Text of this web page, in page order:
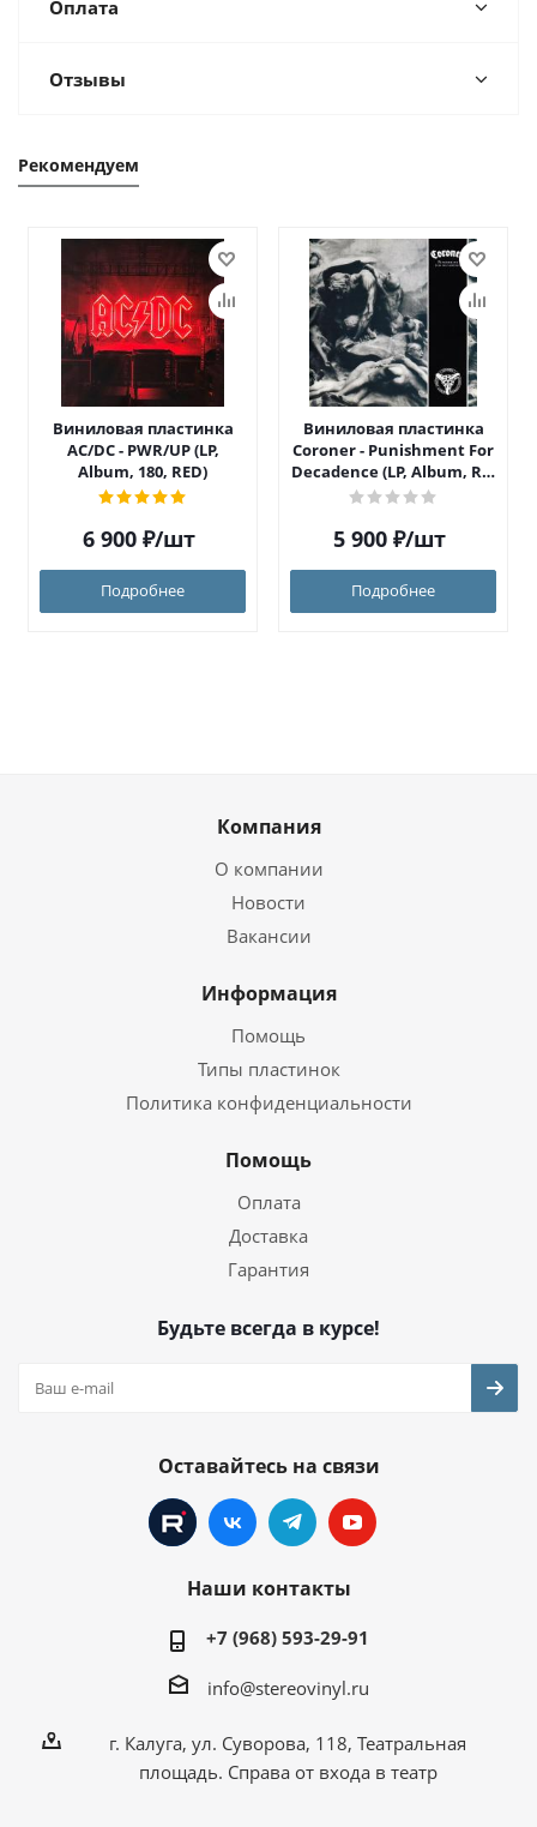
Оплата
Отзывы
Рекомендуем
Виниловая пластинка
AC/DC - PWR/UP (LP,
Album, 180, RED)
6 900₽/шт
Подробнее
Виниловая пластинка
Coroner - Punishment For
Decadence (LP, Album, RE,
RM)
5 900₽/шт
Подробнее
Компания
О компании
Новости
Вакансии
Информация
Помощь
Типы пластинок
Политика конфиденциальности
Помощь
Оплата
Доставка
Гарантия
Будьте всегда в курсе!
Оставайтесь на связи
Наши контакты
+7 (968) 593-29-91
info@stereovinyl.ru
г. Калуга, ул. Суворова, 118, Театральная
площадь. Справа от входа в театр